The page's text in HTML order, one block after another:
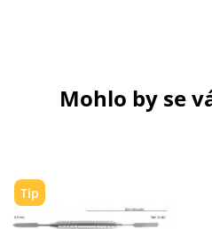
Mohlo by se
Tip